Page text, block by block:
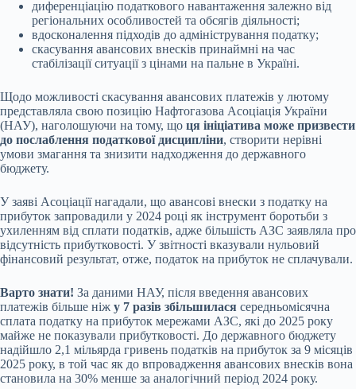
диференціацію податкового навантаження залежно від
регіональних особливостей та обсягів діяльності;
вдосконалення підходів до адміністрування податку;
скасування авансових внесків принаймні на час
стабілізації ситуації з цінами на пальне в Україні.
Щодо можливості скасування авансових платежів у лютому
представляла свою позицію Нафтогазова Асоціація України
(НАУ), наголошуючи на тому, що ця ініціатива може призвести
до послаблення податкової дисципліни, створити нерівні
умови змагання та знизити надходження до державного
бюджету.
У заяві Асоціації нагадали, що авансові внески з податку на
прибуток запровадили у 2024 році як інструмент боротьби з
ухиленням від сплати податків, адже більшість АЗС заявляла про
відсутність прибутковості. У звітності вказували нульовий
фінансовий результат, отже, податок на прибуток не сплачували.
Варто знати! За даними НАУ, після введення авансових
платежів більше ніж у 7 разів збільшилася середньомісячна
сплата податку на прибуток мережами АЗС, які до 2025 року
майже не показували прибутковості. До державного бюджету
надійшло 2,1 мільярда гривень податків на прибуток за 9 місяців
2025 року, в той час як до впровадження авансових внесків вона
становила на 30% менше за аналогічний період 2024 року.